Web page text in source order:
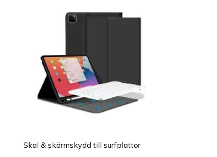
Skal & skärmskydd till surfplattor